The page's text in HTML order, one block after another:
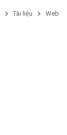
Tài liệu
Web